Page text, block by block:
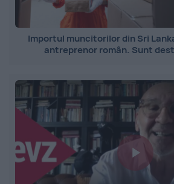
Importul muncitorilor din Sri
antreprenor român. Sunt